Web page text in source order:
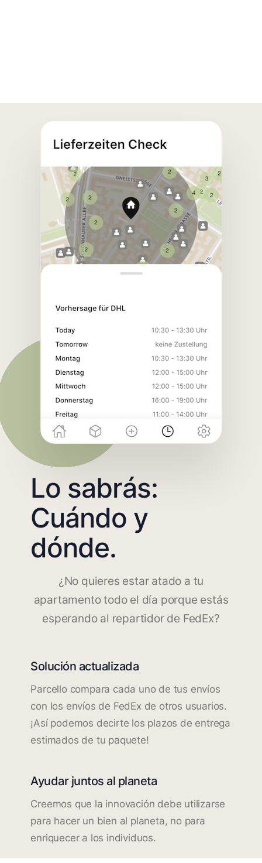
Lo sabrás:
Cuándo y
dónde.
¿No quieres estar atado a tu
apartamento todo el día porque estás
esperando al repartidor de FedEx?
Solución actualizada
Parcello compara cada uno de tus envíos
con los envíos de FedEx de otros usuarios.
¡Así podemos decirte los plazos de entrega
estimados de tu paquete!
Ayudar juntos al planeta
Creemos que la innovación debe utilizarse
para hacer un bien al planeta, no para
enriquecer a los individuos.